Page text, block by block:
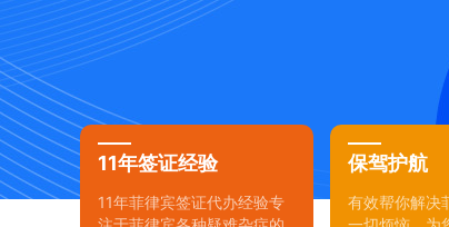
11年签证经验
11年菲律宾签证代办经验专
保驾护航
有效帮你解决